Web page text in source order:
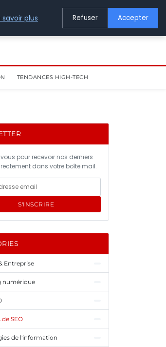
TENDANCES HIGH-TECH
pour recevoir nos derniers
dans votre boîte mail.
S'INSCRIRE
Entreprise
numérique
SEO
de l'information
savoir plus Refuser Accepter